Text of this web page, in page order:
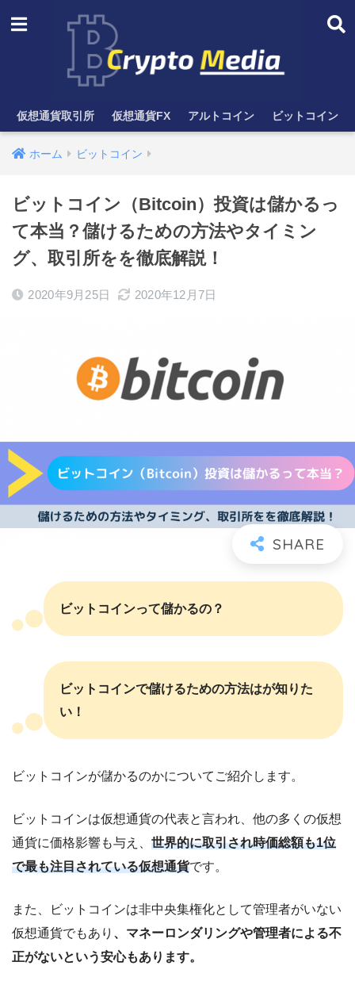
仮想通貨取引所 仮想通貨FX アルトコイン ビットコイン
ホーム ビットコイン
ビットコイン（Bitcoin）投資は儲かるっ
て本当？儲けるための方法やタイミン
グ、取引所をを徹底解説！
2020年9月25日 2020年12月7日
ビットコインって儲かるの？
ビットコインで儲けるための方法はが知りた
い！
ビットコインが儲かるのかについてご紹介します。
ビットコインは仮想通貨の代表と言われ、他の多くの仮想
通貨に価格影響も与え、 世界的に取引され時価総額も1位
で最も注目されている仮想通貨です。
また、ビットコインは非中央集権化として管理者がいない
仮想通貨でもあり 、マネーロンダリングや管理者による不
正がないという安心もあります。